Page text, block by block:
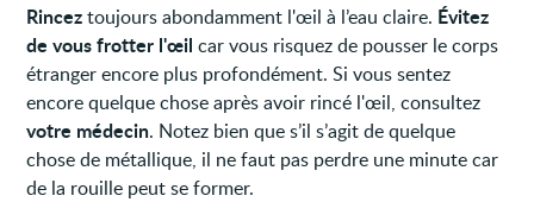
Rinceztoujours abondamment l'œil à l’eau claire. Évitez
de vous frotter l'œil car vous risquez de pousser le corps
étranger encore plus profondément. Si vous sentez
encore quelque chose après avoir rincé l'œil, consultez
votre médecin. Notez bien que s’il s’agit de quelque
chose de métallique, il ne faut pas perdre une minute car
de la rouille peut se former.